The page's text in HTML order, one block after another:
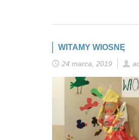
WITAMY WIOSNĘ
24 marca, 2019